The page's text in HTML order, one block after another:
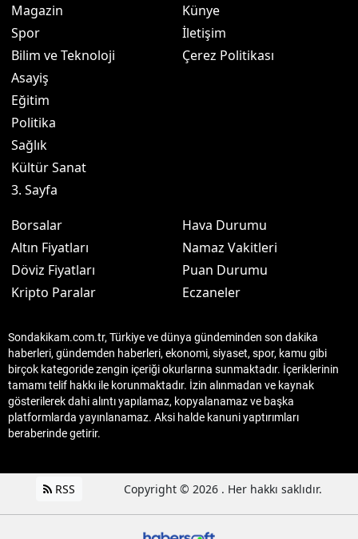
Magazin
Spor
Bilim ve Teknoloji
Asayiş
Eğitim
Politika
Sağlık
Kültür Sanat
3. Sayfa
Künye
İletişim
Çerez Politikası
Borsalar
Altın Fiyatları
Döviz Fiyatları
Kripto Paralar
Hava Durumu
Namaz Vakitleri
Puan Durumu
Eczaneler
Sondakikam.com.tr, Türkiye ve dünya gündeminden son dakika
haberleri, gündemden haberleri, ekonomi, siyaset, spor, kamu gibi
birçok kategoride zengin içeriği okurlarına sunmaktadır. İçeriklerinin
tamamı telif hakkı ile korunmaktadır. İzin alınmadan ve kaynak
gösterilerek dahi alıntı yapılamaz, kopyalanamaz ve başka
platformlarda yayınlanamaz. Aksi halde kanuni yaptırımları
beraberinde getirir.
RSS Copyright © 2026 . Her hakkı saklıdır.